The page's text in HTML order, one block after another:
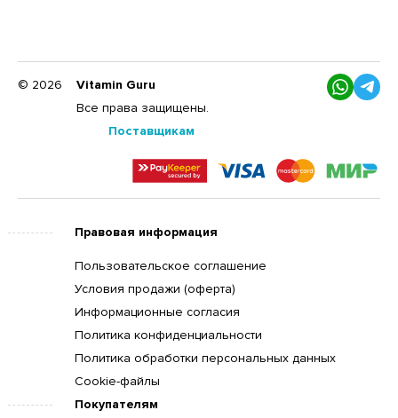
© 2026
Vitamin Guru
Все права защищены.
Поставщикам
Правовая информация
Пользовательское соглашение
Условия продажи (оферта)
Информационные согласия
Политика конфиденциальности
Политика обработки персональных данных
Cookie-файлы
Покупателям